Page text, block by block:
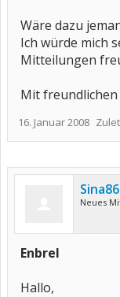
Wäre dazu
Ich würde mich
Mitteilungen
Mit freundlichen
16. Januar 2008
Sina86
Neues
Enbrel
Hallo,